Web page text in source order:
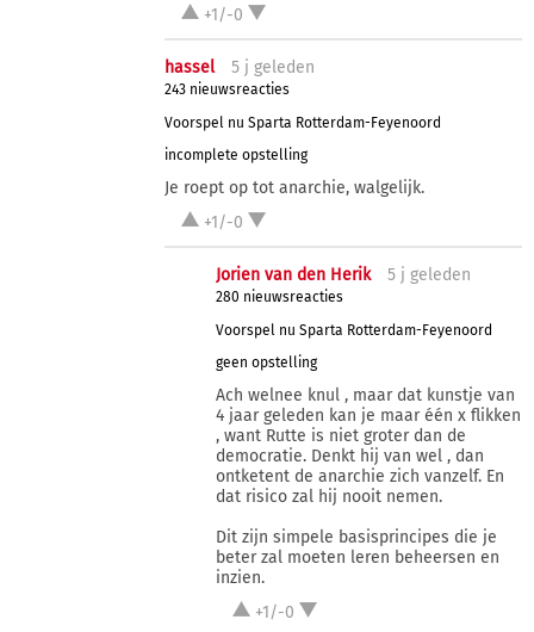
+1/-0
hassel 5 j geleden
243 nieuwsreacties
Voorspel nu Sparta Rotterdam-Feyenoord
incomplete opstelling
Je roept op tot anarchie, walgelijk.
+1/-0
Jorien van den Herik 5 j geleden
280 nieuwsreacties
Voorspel nu Sparta Rotterdam-Feyenoord
geen opstelling
Ach welnee knul , maar dat kunstje van
4 jaar geleden kan je maar één x flikken
, want Rutte is niet groter dan de
democratie. Denkt hij van wel , dan
ontketent de anarchie zich vanzelf. En
dat risico zal hij nooit nemen.
Dit zijn simpele basisprincipes die je
beter zal moeten leren beheersen en
inzien.
+1/-0